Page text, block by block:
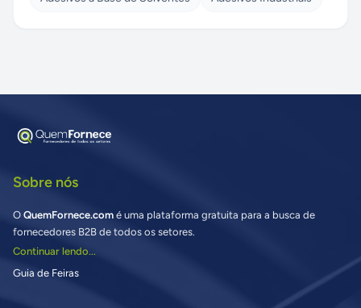
Sobre nós
O QuemFornece.com é uma plataforma gratuita para a busca de
fornecedores B2B de todos os setores.
Continuar lendo...
Guia de Feiras